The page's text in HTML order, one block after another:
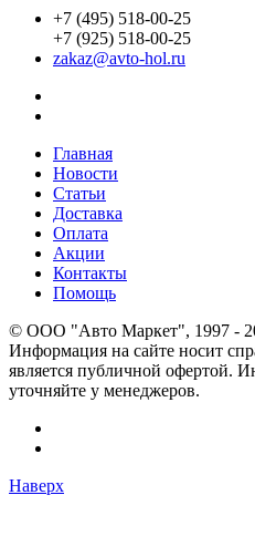
+7 (495) 518-00-25
+7 (925) 518-00-25
zakaz@avto-hol.ru
Главная
Новости
Статьи
Доставка
Оплата
Акции
Контакты
Помощь
© OOO "Авто Маркет", 1997 -
Информация на сайте носит
является публичной офертой.
уточняйте у менеджеров.
Наверх